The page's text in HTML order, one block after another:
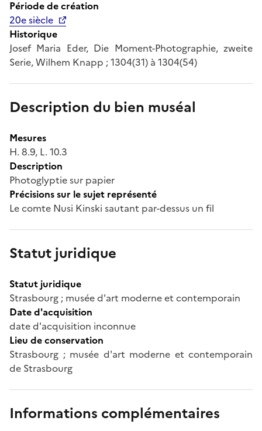
Période de création
20e siècle
Historique
Josef Maria Eder, Die Moment-Photographie, zweite
Serie, Wilhem Knapp ; 1304(31) à 1304(54)
Description du bien muséal
Mesures
H. 8.9, L. 10.3
Description
Photoglyptie sur papier
Précisions sur le sujet représenté
Le comte Nusi Kinski sautant par-dessus un fil
Statut juridique
Statut juridique
Strasbourg ; musée d'art moderne et contemporain
Date d'acquisition
date d'acquisition inconnue
Lieu de conservation
Strasbourg ; musée d'art moderne et contemporain
de Strasbourg
Informations complémentaires